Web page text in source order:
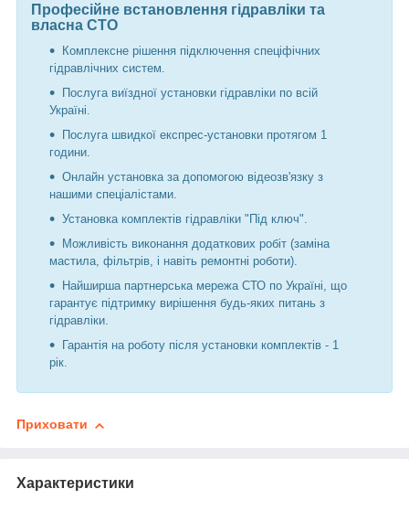
Професійне встановлення гідравліки та
власна СТО
Комплексне рішення підключення спеціфічних
гідравлічних систем.
Послуга виїздної установки гідравліки по всій
Україні.
Послуга швидкої експрес-установки протягом 1
години.
Онлайн установка за допомогою відеозв'язку з
нашими спеціалістами.
Установка комплектів гідравліки "Під ключ".
Можливість виконання додаткових робіт (заміна
мастила, фільтрів, і навіть ремонтні роботи).
Найширша партнерська мережа СТО по Україні, що
гарантує підтримку вирішення будь-яких питань з
гідравліки.
Гарантія на роботу після установки комплектів - 1
рік.
Приховати
Характеристики